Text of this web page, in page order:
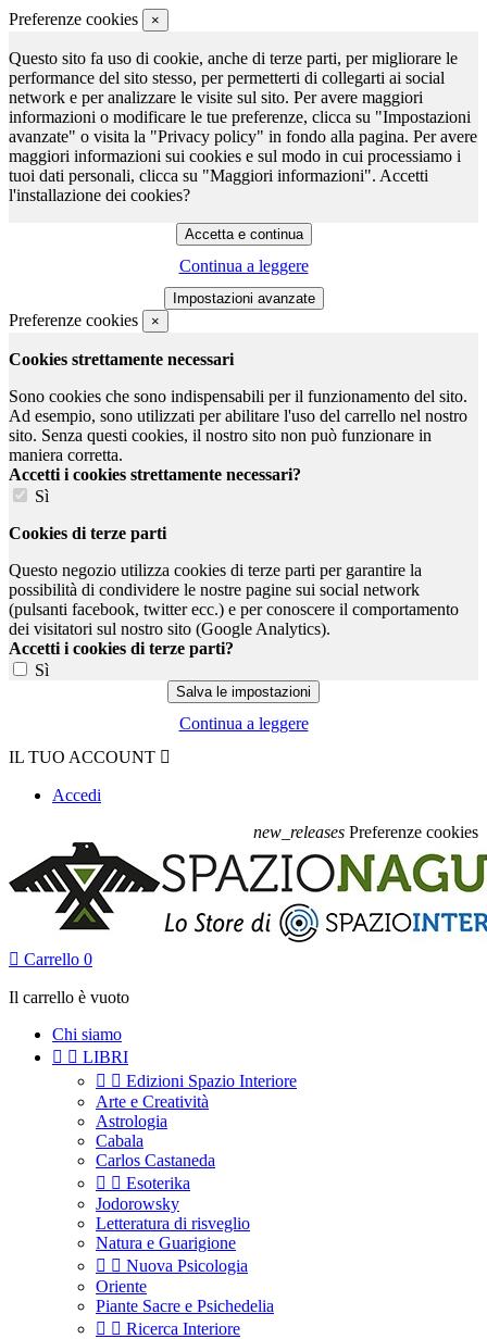
Preferenze cookies ×
Questo sito fa uso di cookie, anche di terze parti, per migliorare le
performance del sito stesso, per permetterti di collegarti ai social
network e per analizzare le visite sul sito. Per avere maggiori
informazioni o modificare le tue preferenze, clicca su "Impostazioni
avanzate" o visita la "Privacy policy" in fondo alla pagina. Per avere
maggiori informazioni sui cookies e sul modo in cui processiamo i
tuoi dati personali, clicca su "Maggiori informazioni". Accetti
l'installazione dei cookies?
Continua a leggere
Preferenze cookies ×
Cookies strettamente necessari
Sono cookies che sono indispensabili per il funzionamento del sito.
Ad esempio, sono utilizzati per abilitare l'uso del carrello nel nostro
sito. Senza questi cookies, il nostro sito non può funzionare in
maniera corretta.
Accetti i cookies strettamente necessari?
Sì
Cookies di terze parti
Questo negozio utilizza cookies di terze parti per garantire la
possibilità di condividere le nostre pagine sui social network
(pulsanti facebook, twitter ecc.) e per conoscere il comportamento
dei visitatori sul nostro sito (Google Analytics).
Accetti i cookies di terze parti?
Sì
Continua a leggere
IL TUO ACCOUNT 
Accedi
new_releases Preferenze cookies
 Carrello 0
Il carrello è vuoto
Chi siamo
  LIBRI
  Edizioni Spazio Interiore
Arte e Creatività
Astrologia
Cabala
Carlos Castaneda
  Esoterika
Jodorowsky
Letteratura di risveglio
Natura e Guarigione
  Nuova Psicologia
Oriente
Piante Sacre e Psichedelia
  Ricerca Interiore